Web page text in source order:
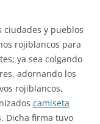
ciudades y pueblos
rojiblancos para
ya sea colgando
adornando los
rojiblancos,
camiseta
Dicha firma tuvo